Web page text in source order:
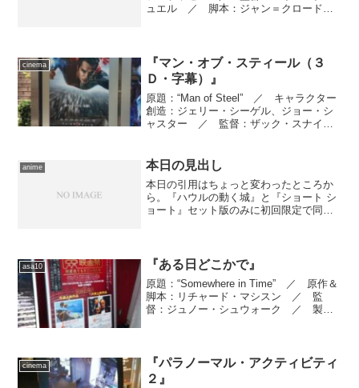
ュエル ／ 脚本：ジャン＝クロード・
ルニ ...
cinema
『マン・オブ・スティール（３
Ｄ・字幕）』
原題：“Man of Steel” ／ キャラクター
創造：ジェリー・シーゲル、ジョー・シ
ャスター ／ 監督：ザック・スナイダ
本：デヴィッド・Ｓ・ゴイヤー ／ 製
作：チャ...
anime 本日の見出し
本日の引用はちょっと変わったところか
ら。『ハウルの動く城』と『ショート シ
ョート』セット版のみに初回限定で同梱
メイコが自らのアルバム...
asa10 『ある日どこかで』
原題：“Somewhere in Time” ／ 原作＆
脚本：リチャード・マシスン ／ 監
督：ジュノー・シュウォーク ／ 製
モア・クレ...
cinema
『パラノーマル・アクティビティ
２』